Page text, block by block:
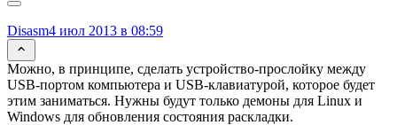
Disasm4 июл 2013 в 08:59
Можно, в принципе, сделать устройство-прослойку между
USB-портом компьютера и USB-клавиатурой, которое будет
этим заниматься. Нужны будут только демоны для Linux и
Windows для обновления состояния раскладки.